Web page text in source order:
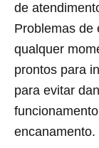
de
Problemas de
qualquer
prontos para
para evitar
encanamento.